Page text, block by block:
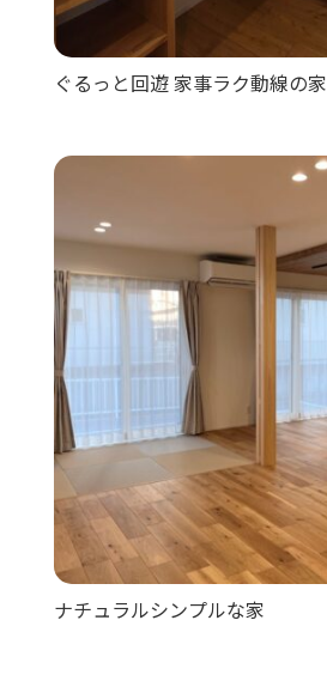
ぐるっと回遊 家事ラク動線の家
ナチュラルシンプルな家